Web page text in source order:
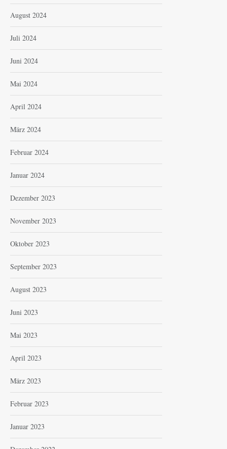
August 2024
Juli 2024
Juni 2024
Mai 2024
April 2024
März 2024
Februar 2024
Januar 2024
Dezember 2023
November 2023
Oktober 2023
September 2023
August 2023
Juni 2023
Mai 2023
April 2023
März 2023
Februar 2023
Januar 2023